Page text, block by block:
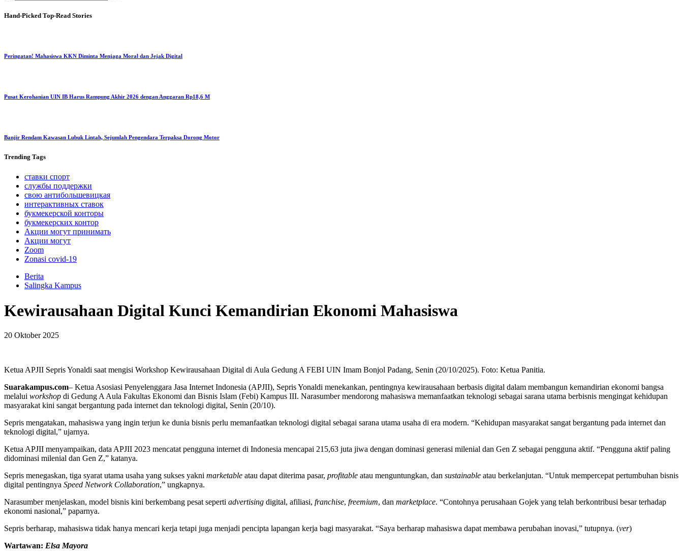
Hand-Picked Top-Read Stories
Peringatan! Mahasiswa KKN Diminta Menjaga Moral dan Jejak Digital
Pusat Kerohanian UIN IB Harus Rampung Akhir 2026 dengan Anggaran Rp18,6 M
Banjir Rendam Kawasan Lubuk Lintah, Sejumlah Pengendara Terpaksa Dorong Motor
Trending Tags
ставки спорт
службы поддержки
свою антибольшевицкая
интерактивных ставок
букмекерской конторы
букмекерских контор
Акции могут принимать
Акции могут
Zoom
Zonasi covid-19
Berita
Salingka Kampus
Kewirausahaan Digital Kunci Kemandirian Ekonomi Mahasiswa
20 Oktober 2025
Ketua APJII Sepris Yonaldi saat mengisi Workshop Kewirausahaan Digital di Aula Gedung A FEBI UIN Imam Bonjol Padang, Senin (20/10/2025). Foto: Ketua Panitia.
Suarakampus.com– Ketua Asosiasi Penyelenggara Jasa Internet Indonesia (APJII), Sepris Yonaldi menekankan, pentingnya kewirausahaan berbasis digital dalam membangun kemandirian ekonomi bangsa
melalui workshop di Gedung A Aula Fakultas Ekonomi dan Bisnis Islam (Febi) Kampus III. Narasumber mendorong mahasiswa memanfaatkan teknologi sebagai sarana utama berbisnis mengingat kehidupan
masyarakat kini sangat bergantung pada internet dan teknologi digital, Senin (20/10).
Sepris mengatakan, mahasiswa yang ingin terjun ke dunia bisnis perlu memanfaatkan teknologi digital sebagai sarana utama usaha di era modern. “Kehidupan masyarakat sangat bergantung pada internet dan
teknologi digital,” ujarnya.
Ketua APJII menyampaikan, data APJII 2023 mencatat pengguna internet di Indonesia mencapai 215,63 juta jiwa dengan dominasi generasi milenial dan Gen Z sebagai pengguna aktif. “Pengguna aktif paling
didominasi milenial dan Gen Z,” katanya.
Sepris menegaskan, tiga syarat utama usaha yang sukses yakni marketable atau dapat diterima pasar, profitable atau menguntungkan, dan sustainable atau berkelanjutan. “Untuk mempercepat pertumbuhan bisnis
digital pentingnya Speed Network Collaboration,” ungkapnya.
Narasumber menjelaskan, model bisnis kini berkembang pesat seperti advertising digital, afiliasi, franchise, freemium, dan marketplace. “Contohnya perusahaan Gojek yang telah berkontribusi besar terhadap
ekonomi nasional,” paparnya.
Sepris berharap, mahasiswa tidak hanya mencari kerja tetapi juga menjadi pencipta lapangan kerja bagi masyarakat. “Saya berharap mahasiswa dapat membawa perubahan inovasi,” tutupnya. (ver)
Wartawan: Elsa Mayora